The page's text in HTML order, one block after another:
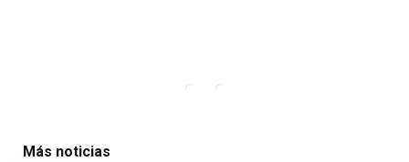
Más noticias